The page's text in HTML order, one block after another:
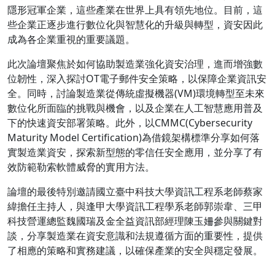
隱形冠軍企業，這些產業在世界上具有領先地位。目前，這
些企業正逐步進行數位化與智慧化的升級與轉型，資安因此
成為各企業重視的重要議題。
此次論壇聚焦於如何協助製造業強化資安治理，進而增強數
位韌性，深入探討OT電子郵件安全策略，以保障企業資訊安
全。同時，討論製造業從傳統虛擬機器(VM)環境轉型至未來
數位化所面臨的挑戰與機會，以及企業在人工智慧應用普及
下的快速資安部署策略。此外，以CMMC(Cybersecurity
Maturity Model Certification)為借鏡架構標準分享如何落
實製造業資安，探索新型態的零信任安全應用，並分享了有
效防範勒索軟體威脅的實用方法。
論壇的最後特別邀請國立臺中科技大學資訊工程系老師蔡家
緯擔任主持人，與逢甲大學資訊工程學系老師郭崇韋、三甲
科技營運總監魏國瑞及金全益資訊部經理陳玉姍參與關鍵對
談，分享製造業在資安意識和法規遵循方面的重要性，提供
了相應的策略和實務建議，以確保產業的安全與穩定發展。